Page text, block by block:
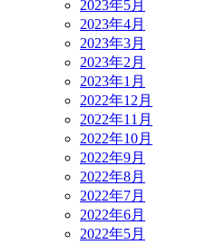
2023年5月
2023年4月
2023年3月
2023年2月
2023年1月
2022年12月
2022年11月
2022年10月
2022年9月
2022年8月
2022年7月
2022年6月
2022年5月